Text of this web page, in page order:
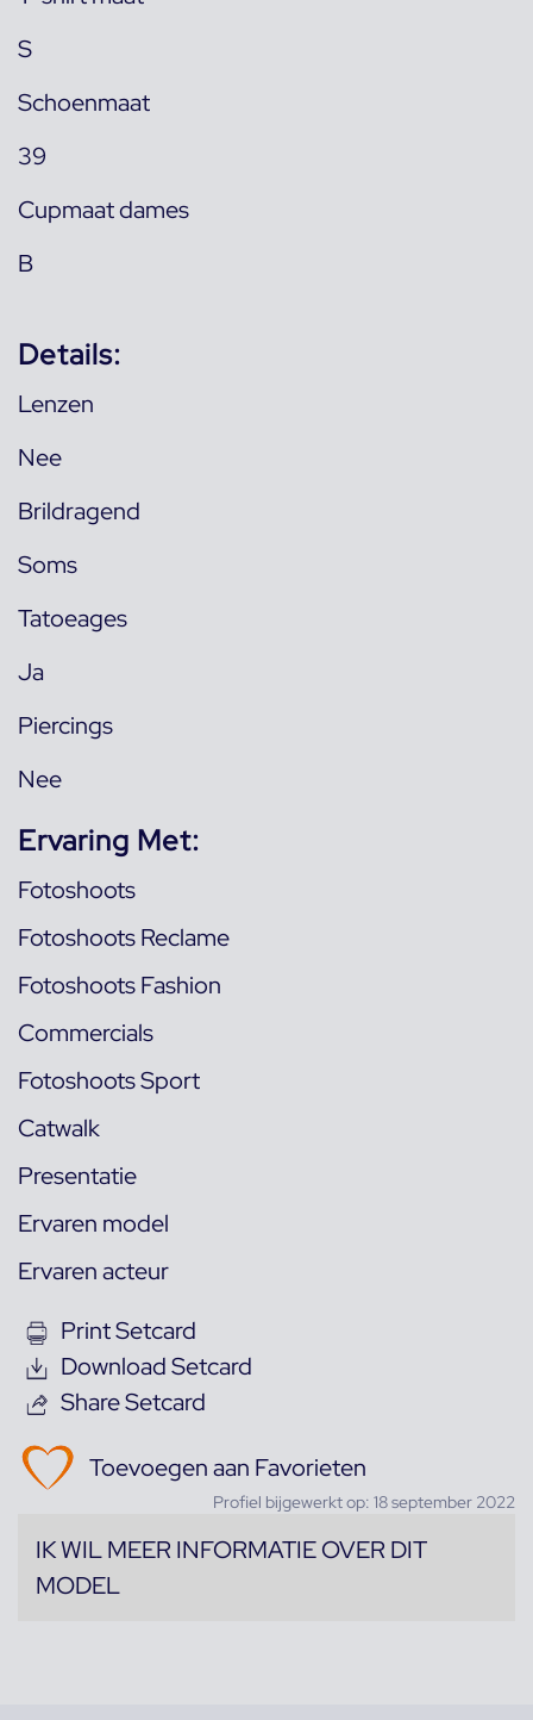
S
Schoenmaat
39
Cupmaat dames
B
Details:
Lenzen
Nee
Brildragend
Soms
Tatoeages
Ja
Piercings
Nee
Ervaring Met:
Fotoshoots
Fotoshoots Reclame
Fotoshoots Fashion
Commercials
Fotoshoots Sport
Catwalk
Presentatie
Ervaren model
Ervaren acteur
Print Setcard
Download Setcard
Share Setcard
Toevoegen aan Favorieten
Profiel bijgewerkt op: 18 september 2022
IK WIL MEER INFORMATIE OVER DIT
MODEL